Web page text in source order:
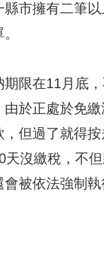
市擁有二筆以
限在11月底
於正處於免繳
，但過了就得
天沒繳稅，不
被依法強制